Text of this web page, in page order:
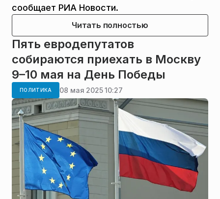
сообщает РИА Новости.
Читать полностью
Пять евродепутатов
собираются приехать в Москву
9–10 мая на День Победы
ПОЛИТИКА 08 мая 2025 10:27